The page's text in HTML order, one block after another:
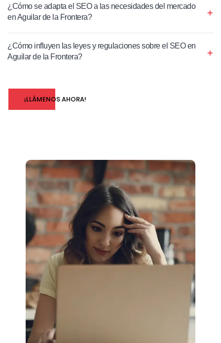
¿Cómo se adapta el SEO a las necesidades del mercado
en Aguilar de la Frontera?
¿Cómo influyen las leyes y regulaciones sobre el SEO en
Aguilar de la Frontera?
¡LLÁMENOS AHORA!